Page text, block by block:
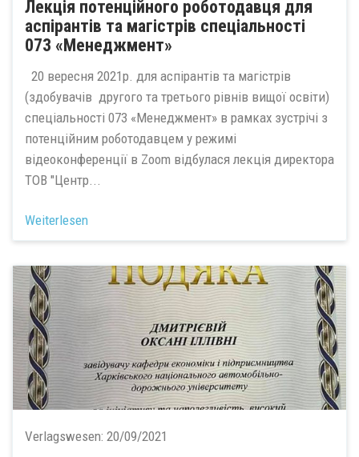
Лекція потенційного роботодавця для
аспірантів та магістрів спеціальності
073 «Менеджмент»
20 вересня 2021р. для аспірантів та магістрів
(здобувачів другого та третього рівнів вищої освіти)
спеціальності 073 «Менеджмент» в рамках зустрічі з
потенційним роботодавцем у режимі
відеоконференції в Zoom відбулася лекція директора
ТОВ "Центр...
Weiterlesen
Verlagswesen: 20/09/2021